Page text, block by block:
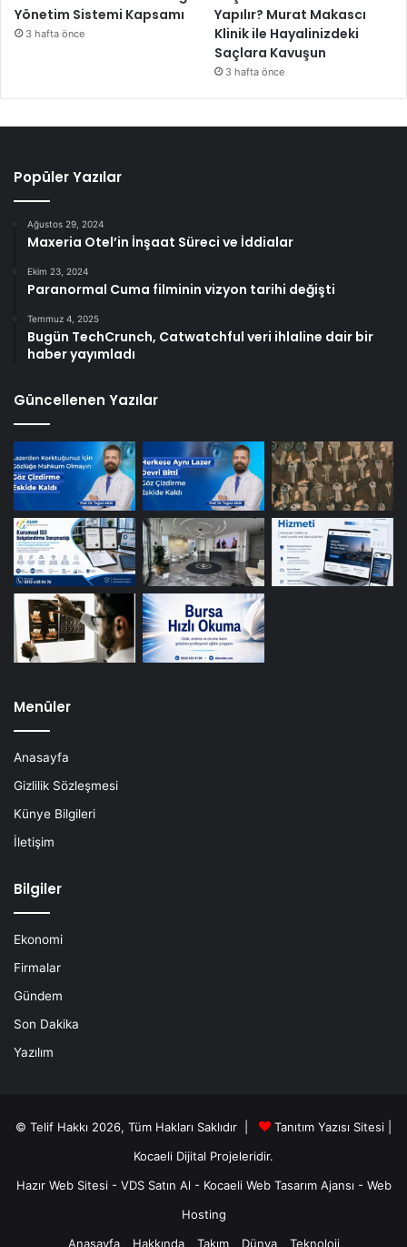
Yönetim Sistemi Kapsamı
3 hafta önce
Yapılır? Murat Makascı
Klinik ile Hayalinizdeki
Saçlara Kavuşun
3 hafta önce
Popüler Yazılar
Ağustos 29, 2024
Maxeria Otel’in İnşaat Süreci ve İddialar
Ekim 23, 2024
Paranormal Cuma filminin vizyon tarihi değişti
Temmuz 4, 2025
Bugün TechCrunch, Catwatchful veri ihlaline dair bir
haber yayımladı
Güncellenen Yazılar
Menüler
Anasayfa
Gizlilik Sözleşmesi
Künye Bilgileri
İletişim
Bilgiler
Ekonomi
Firmalar
Gündem
Son Dakika
Yazılım
© Telif Hakkı 2026, Tüm Hakları Saklıdır |
Tanıtım Yazısı Sitesi |
Kocaeli Dijital Projeleridir.
Hazır Web Sitesi- VDS Satın Al - Kocaeli Web Tasarım Ajansı - Web
Hosting
Anasayfa
Hakkında Takım Dünya Teknoloji